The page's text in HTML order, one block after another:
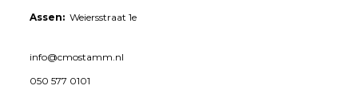
Assen: Weiersstraat 1e
info@cmostamm.nl
050 577 0101